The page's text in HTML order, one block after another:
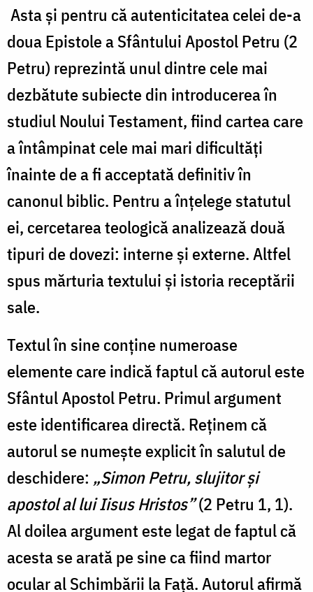
Asta și pentru că autenticitatea celei de-a
doua Epistole a Sfântului Apostol Petru (2
Petru) reprezintă unul dintre cele mai
dezbătute subiecte din introducerea în
studiul Noului Testament, fiind cartea care
a întâmpinat cele mai mari dificultăți
înainte de a fi acceptată definitiv în
canonul biblic. Pentru a înțelege statutul
ei, cercetarea teologică analizează două
tipuri de dovezi: interne și externe. Altfel
spus mărturia textului și istoria receptării
sale.
Textul în sine conține numeroase
elemente care indică faptul că autorul este
Sfântul Apostol Petru. Primul argument
este identificarea directă. Reținem că
autorul se numește explicit în salutul de
deschidere: „Simon Petru, slujitor și
apostol al lui Iisus Hristos”(2 Petru 1, 1).
Al doilea argument este legat de faptul că
acesta se arată pe sine ca fiind martor
ocular al Schimbării la Față.Autorul afirmă